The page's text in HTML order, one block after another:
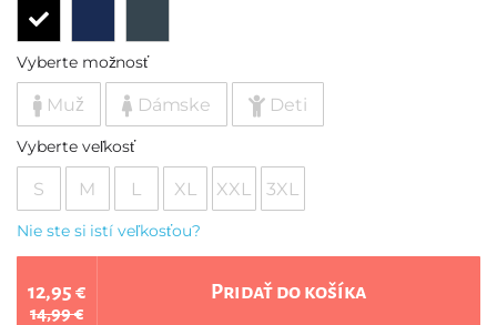
Vyberte možnosť
Muž Dámske Deti
Vyberte veľkosť
S M L XL XXL 3XL
Nie ste si istí veľkosťou?
12,95 €
14,99 €
Pridať do košíka